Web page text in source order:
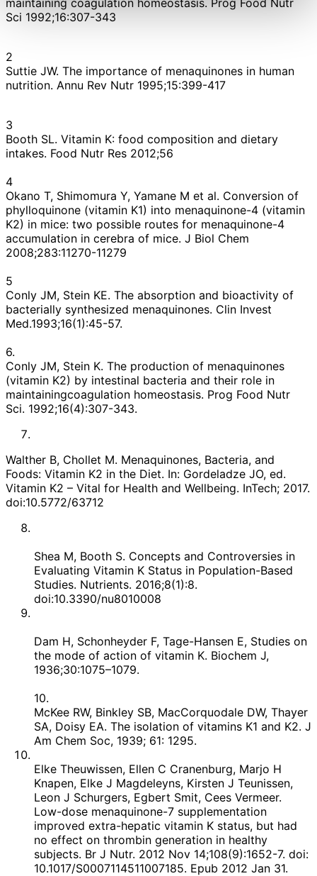
Sci 1992;16:307-343
2
Suttie JW. The importance of menaquinones in human
nutrition. Annu Rev Nutr 1995;15:399-417
3
Booth SL. Vitamin K: food composition and dietary
intakes. Food Nutr Res 2012;56
4
Okano T, Shimomura Y, Yamane M et al. Conversion of
phylloquinone (vitamin K1) into menaquinone-4 (vitamin
K2) in mice: two possible routes for menaquinone-4
accumulation in cerebra of mice. J Biol Chem
2008;283:11270-11279
5
Conly JM, Stein KE. The absorption and bioactivity of
bacterially synthesized menaquinones. Clin Invest
Med.1993;16(1):45-57.
6.
Conly JM, Stein K. The production of menaquinones
(vitamin K2) by intestinal bacteria and their role in
maintainingcoagulation homeostasis. Prog Food Nutr
Sci. 1992;16(4):307-343.
Walther B, Chollet M. Menaquinones, Bacteria, and
Foods: Vitamin K2 in the Diet. In: Gordeladze JO, ed.
Vitamin K2 – Vital for Health and Wellbeing. InTech; 2017.
doi:10.5772/63712
Shea M, Booth S. Concepts and Controversies in
Evaluating Vitamin K Status in Population-Based
Studies. Nutrients. 2016;8(1):8.
doi:10.3390/nu8010008
Dam H, Schonheyder F, Tage-Hansen E, Studies on
the mode of action of vitamin K. Biochem J,
1936;30:1075–1079.
10.
McKee RW, Binkley SB, MacCorquodale DW, Thayer
SA, Doisy EA. The isolation of vitamins K1 and K2. J
Am Chem Soc, 1939; 61: 1295.
Elke Theuwissen, Ellen C Cranenburg, Marjo H
Knapen, Elke J Magdeleyns, Kirsten J Teunissen,
Leon J Schurgers, Egbert Smit, Cees Vermeer.
Low-dose menaquinone-7 supplementation
improved extra-hepatic vitamin K status, but had
no effect on thrombin generation in healthy
subjects. Br J Nutr. 2012 Nov 14;108(9):1652-7. doi:
10.1017/S0007114511007185. Epub 2012 Jan 31.